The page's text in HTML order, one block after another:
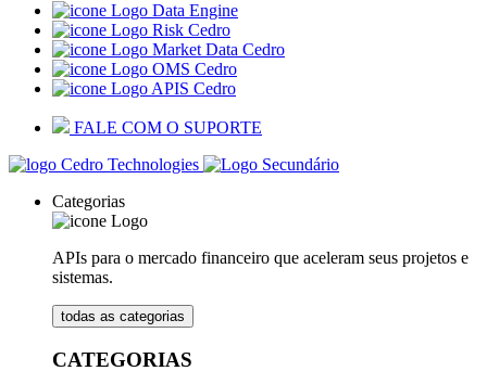
Data Engine
Risk Cedro
Market Data Cedro
OMS Cedro
APIS Cedro
FALE COM O SUPORTE
Categorias
APIs para o mercado financeiro que aceleram seus projetos e
sistemas.
todas as categorias
CATEGORIAS